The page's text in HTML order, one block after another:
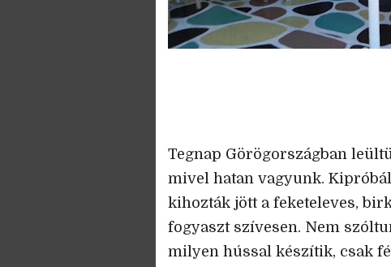
Tegnap Görögországban
mivel hatan vagyunk.
kihozták jött a feketeleves,
fogyaszt szívesen. Nem
milyen hússal készítik, csak